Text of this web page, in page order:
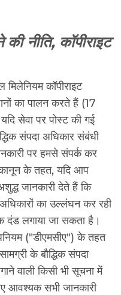
नीति, कॉपीराइट
कॉपीराइट
का पालन करते हैं (17
सेवा पर पोस्ट की गई
संपदा अधिकार संबंधी
पर हमसे संपर्क कर
के तहत, यदि आप
जानकारी देते हैं कि
अधिकारों का उल्लंघन कर रही
दंड लगाया जा सकता है।
("डीएमसीए") के तहत
के बौद्धिक संपदा
वाली किसी भी सूचना में
आवश्यक सभी जानकारी